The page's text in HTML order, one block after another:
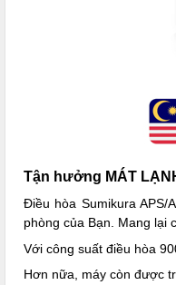
Tận hưởng MÁT
Điều hòa Sumikura
phòng của Bạn. Mang lại
Với công suất điều hòa
Hơn nữa, máy còn được